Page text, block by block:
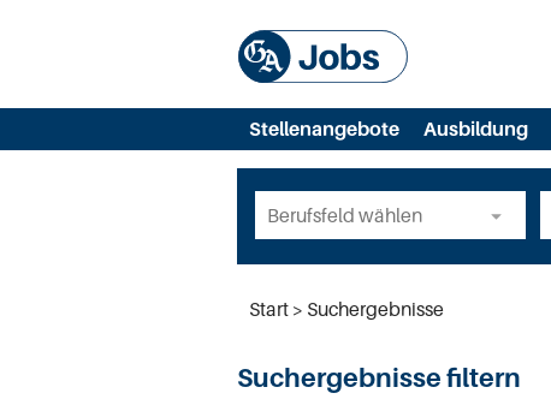
Stellenangebote Ausbildung
Start Suchergebnisse
Suchergebnisse filtern